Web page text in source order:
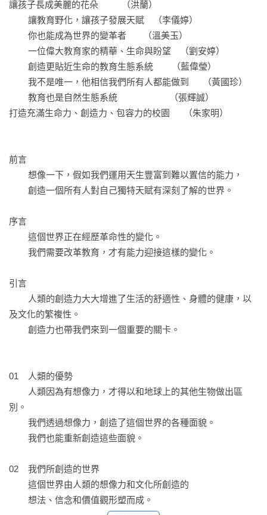
在校園裡創造創意性的連結，用跨越年齡、跨越課程、多學科
的方式學習，顧及個人的興趣，以及每個人選擇的獨特路徑，
不再教出一代又一代一模一樣的孩子，讓成長、發展和學習自
然發生。
這就是像田地一樣充滿生機的「野化教育」，讓孩子在健康的
土壤學習與成長，不再看重標準化，而是發展多樣性。
使學生離開校園之後，有能力迎接一生中必然要面對的個人、
文化、經濟和社會的挑戰。
學校不該扼殺創意，而要成為活潑的學習場域，幫助學生真正
認識自己的獨特天賦和興趣。
學校不該把學科分成「主科」（像是國文、數學、英文與科
學）和「副科」（像是藝術、音樂、體育）。「智商」並非
「智力」的全貌。
人類的智力是多元的，鼓勵孩子發展多元智力，才能發揮創造
學校就像一個健康蓬勃的生態系統；看重老師、跨學科教學、
課表有彈性、以正確角度看待評量，才能達成個人化學習的目
標。
學校是廣義的文化生態系統的一部分。
會致力與外界的更大社群有更緊密的連結。
▎未來，需要重新想像
讓孩子長成美麗的花朵　      （洪蘭）
打造充滿生命力、創造力、包容力的校園　  （朱家明）
前言
序言
引言
及文化的繁複性。
01 	人類的優勢
別。
02	我們所創造的世界